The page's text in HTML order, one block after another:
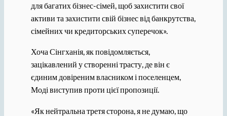
для багатих бізнес-сімей, щоб захистити свої
активи та захистити свій бізнес від банкрутства,
сімейних чи кредиторських суперечок».
Хоча Сінгханія, як повідомляється,
зацікавлений у створенні трасту, де він є
єдиним довіреним власником і поселенцем,
Моді виступив проти цієї пропозиції.
«Як нейтральна третя сторона, я не думаю, що